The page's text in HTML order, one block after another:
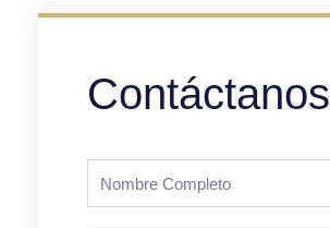
Contáctanos